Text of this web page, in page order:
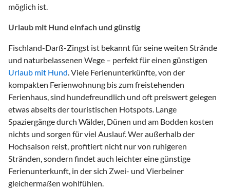
möglich ist.
Urlaub mit Hund einfach und günstig
Fischland-Darß-Zingst ist bekannt für seine weiten Strände
und naturbelassenen Wege – perfekt für einen günstigen
Urlaub mit Hund. Viele Ferienunterkünfte, von der
kompakten Ferienwohnung bis zum freistehenden
Ferienhaus, sind hundefreundlich und oft preiswert gelegen
etwas abseits der touristischen Hotspots. Lange
Spaziergänge durch Wälder, Dünen und am Bodden kosten
nichts und sorgen für viel Auslauf. Wer außerhalb der
Hochsaison reist, profitiert nicht nur von ruhigeren
Stränden, sondern findet auch leichter eine günstige
Ferienunterkunft, in der sich Zwei- und Vierbeiner
gleichermaßen wohlfühlen.